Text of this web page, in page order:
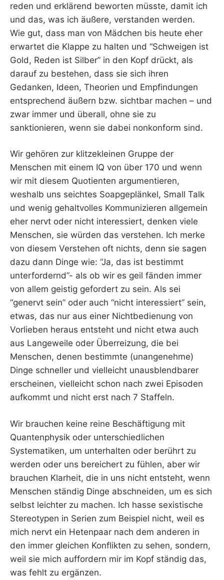
reden und erklärend beworten müsste, damit ich
und das, was ich äußere, verstanden werden.
Wie gut, dass man von Mädchen bis heute eher
erwartet die Klappe zu halten und “Schweigen ist
Gold, Reden ist Silber” in den Kopf drückt, als
darauf zu bestehen, dass sie sich ihren
Gedanken, Ideen, Theorien und Empfindungen
entsprechend äußern bzw. sichtbar machen – und
zwar immer und überall, ohne sie zu
sanktionieren, wenn sie dabei nonkonform sind.
Wir gehören zur klitzekleinen Gruppe der
Menschen mit einem IQ von über 170 und wenn
wir mit diesem Quotienten argumentieren,
weshalb uns seichtes Soapgeplänkel, Small Talk
und wenig gehaltvolles Kommunizieren allgemein
eher nervt oder nicht interessiert, denken viele
Menschen, sie würden das verstehen. Ich merke
von diesem Verstehen oft nichts, denn sie sagen
dazu dann Dinge wie: “Ja, das ist bestimmt
unterfordernd”- als ob wir es geil fänden immer
von allem geistig gefordert zu sein. Als sei
“genervt sein” oder auch “nicht interessiert” sein,
etwas, das nur aus einer Nichtbedienung von
Vorlieben heraus entsteht und nicht etwa auch
aus Langeweile oder Überreizung, die bei
Menschen, denen bestimmte (unangenehme)
Dinge schneller und vielleicht unausblendbarer
erscheinen, vielleicht schon nach zwei Episoden
aufkommt und nicht erst nach 7 Staffeln.
Wir brauchen keine reine Beschäftigung mit
Quantenphysik oder unterschiedlichen
Systematiken, um unterhalten oder berührt zu
werden oder uns bereichert zu fühlen, aber wir
brauchen Klarheit, die in uns nicht entsteht, wenn
Menschen ständig Dinge abschneiden, um es sich
selbst leichter zu machen. Ich hasse sexistische
Stereotypen in Serien zum Beispiel nicht, weil es
mich nervt ein Hetenpaar nach dem anderen in
den immer gleichen Konflikten zu sehen, sondern,
weil sie mich auffordern mir im Kopf ständig das,
was fehlt zu ergänzen.